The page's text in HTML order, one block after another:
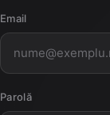
Email
Parolă